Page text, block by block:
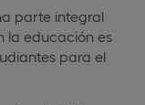
parte integral
la educación es
para el